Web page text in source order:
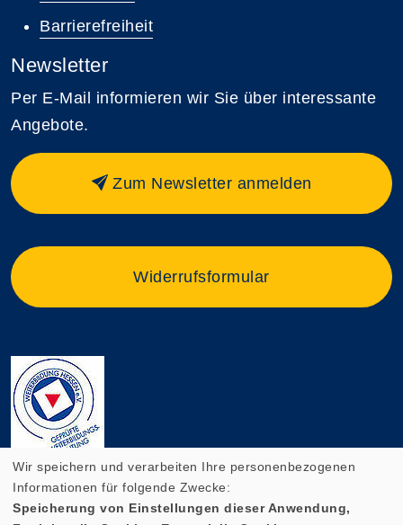
Barrierefreiheit
Newsletter
Per E-Mail informieren wir Sie über interessante
Angebote.
Zum Newsletter anmelden
Widerrufsformular
Wir speichern und verarbeiten Ihre personenbezogenen
Informationen für folgende Zwecke:
Speicherung von Einstellungen dieser Anwendung,